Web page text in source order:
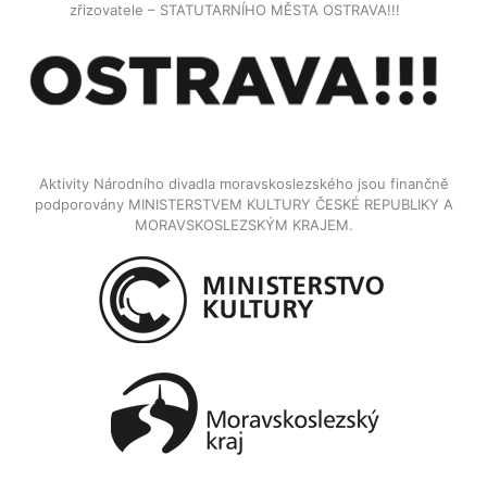
zřizovatele – STATUTARNÍHO MĚSTA OSTRAVA!!!
Aktivity Národního divadla moravskoslezského jsou finančně
podporovány MINISTERSTVEM KULTURY ČESKÉ REPUBLIKY A
MORAVSKOSLEZSKÝM KRAJEM.